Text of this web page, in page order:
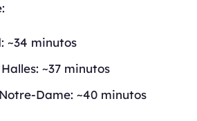
~34 minutos
~37 minutos
Dame: ~40 minutos